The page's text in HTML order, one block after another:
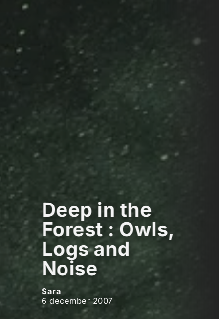
Deep in the
Forest : Owls,
Logs and
Noise
Sara
6 december 2007